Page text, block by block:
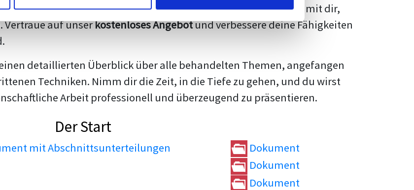
Unsere erfahrenen Trainer teilen wertvolleTipps und Tricks
mit dir,
Vertraue auf unserkostenloses Angebotund verbessere deine Fähigkeiten
detaillierten Überblick über alle behandelten Themen, angefangen
Techniken. Nimm dir die Zeit, in die Tiefe zu gehen, und du wirst
Arbeit professionell und überzeugend zu präsentieren.
Der Start
mit Abschnittsunterteilungen
Dokument
Dokument
Dokument